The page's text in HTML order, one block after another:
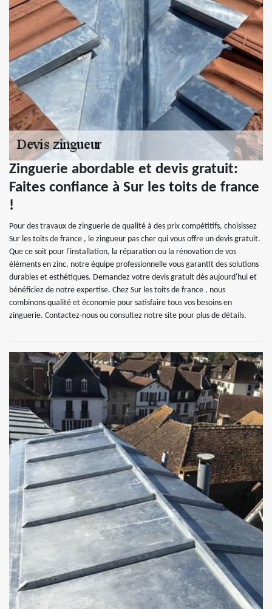
Zinguerie abordable et devis gratuit:
Faites confiance à Sur les toits de france
!
Pour des travaux de zinguerie de qualité à des prix compétitifs, choisissez
Sur les toits de france , le zingueur pas cher qui vous offre un devis gratuit.
Que ce soit pour l'installation, la réparation ou la rénovation de vos
éléments en zinc, notre équipe professionnelle vous garantit des solutions
durables et esthétiques. Demandez votre devis gratuit dès aujourd'hui et
bénéficiez de notre expertise. Chez Sur les toits de france , nous
combinons qualité et économie pour satisfaire tous vos besoins en
zinguerie. Contactez-nous ou consultez notre site pour plus de détails.